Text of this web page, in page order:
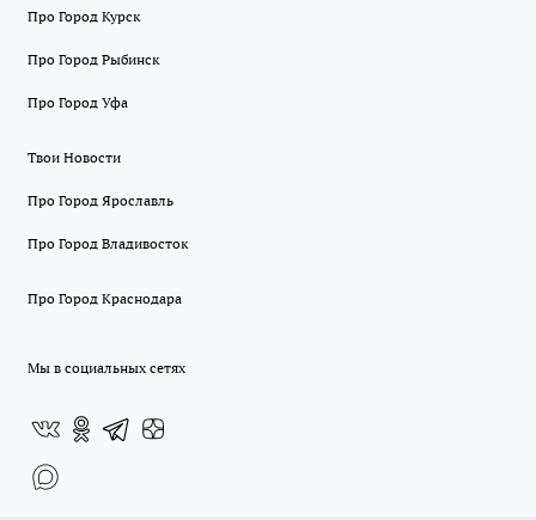
Про Город Курск
Про Город Рыбинск
Про Город Уфа
Твои Новости
Про Город Ярославль
Про Город Владивосток
Про Город Краснодара
Мы в социальных сетях